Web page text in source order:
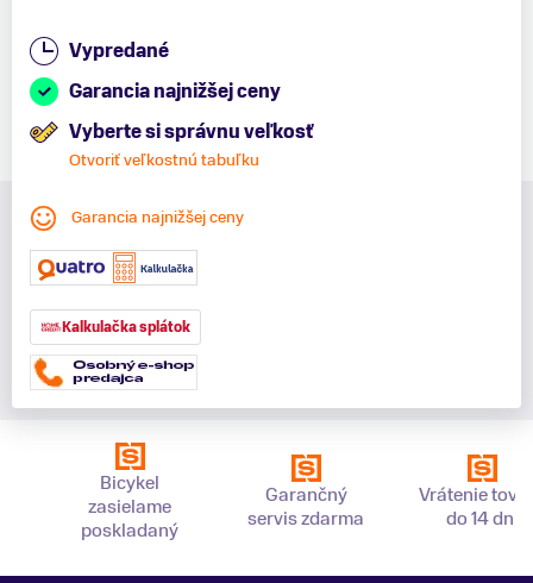
Vypredané
Garancia najnižšej ceny
Vyberte si správnu veľkosť
Otvoriť veľkostnú tabuľku
Garancia najnižšej ceny
Kalkulačka splátok
Bicykel
zasielame
poskladaný
Garančný
servis zdarma
Vrátenie
do 14 dní